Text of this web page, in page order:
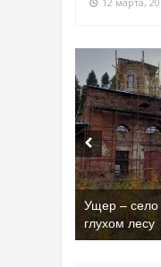
Ущер – село
глухом лесу
Бывшая
Батора во